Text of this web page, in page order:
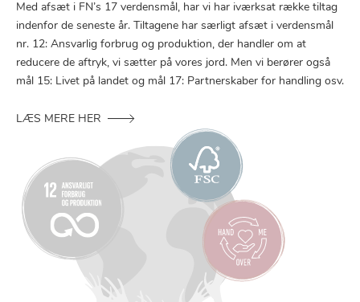
Med afsæt i FN’s 17 verdensmål, har vi har iværksat række tiltag
indenfor de seneste år. Tiltagene har særligt afsæt i verdensmål
nr. 12: Ansvarlig forbrug og produktion, der handler om at
reducere de aftryk, vi sætter på vores jord. Men vi berører også
mål 15: Livet på landet og mål 17: Partnerskaber for handling osv.
LÆS MERE HER